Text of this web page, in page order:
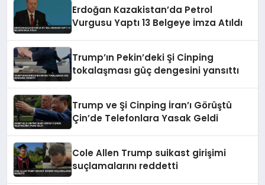
Erdoğan Kazakistan’da Petrol
Vurgusu Yaptı 13 Belgeye İmza Atıldı
Trump’ın Pekin’deki Şi Cinping
tokalaşması güç dengesini yansıttı
Trump ve Şi Cinping İran’ı Görüştü
Çin’de Telefonlara Yasak Geldi
Cole Allen Trump suikast girişimi
suçlamalarını reddetti